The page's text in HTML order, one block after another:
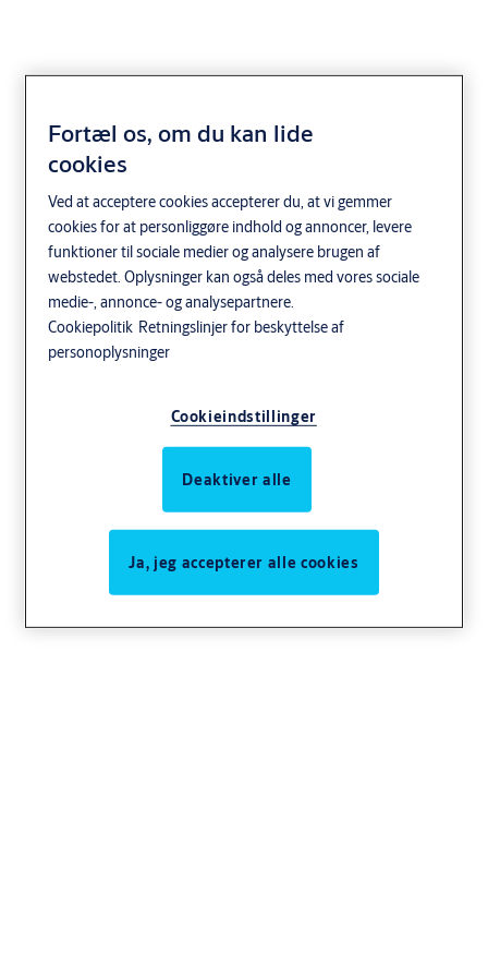
Kølelager og
fryserumsporte
Detail ASSA ABLOY
Holdbare produkter til kølelagre
For at sikre et højt kvalitetsniveau for frosne eller kølevarer har du
kombineret med tæt forsegling sikrer fremragende
temperaturstyring og giver store energibesparelser, samtidig med
at det sikres, at frosne eller nedkølede varer ikke kompromitteres.
Fortæl os, om du kan lide
cookies
Ved at acceptere cookies accepterer du, at vi gemmer
cookies for at personliggøre indhold og annoncer, levere
funktioner til sociale medier og analysere brugen af
webstedet. Oplysninger kan også deles med vores sociale
medie-, annonce- og analysepartnere.
Cookiepolitik Retningslinjer for beskyttelse af
personoplysninger
Cookieindstillinger
Deaktiver alle
Ja, jeg accepterer alle cookies